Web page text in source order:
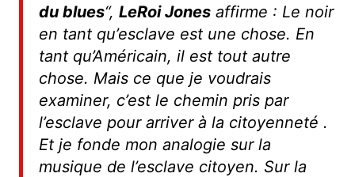
du blues“, LeRoi Jonesaffirme : Le noir
en tant qu’esclave est une chose. En
tant qu’Américain, il est tout autre
chose. Mais ce que je voudrais
examiner, c’est le chemin pris par
l’esclave pour arriver à la citoyenneté .
Et je fonde mon analogie sur la
musique de l’esclave citoyen. Sur la